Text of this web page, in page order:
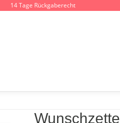
14 Tage Rückgaberecht
Wunschzettel